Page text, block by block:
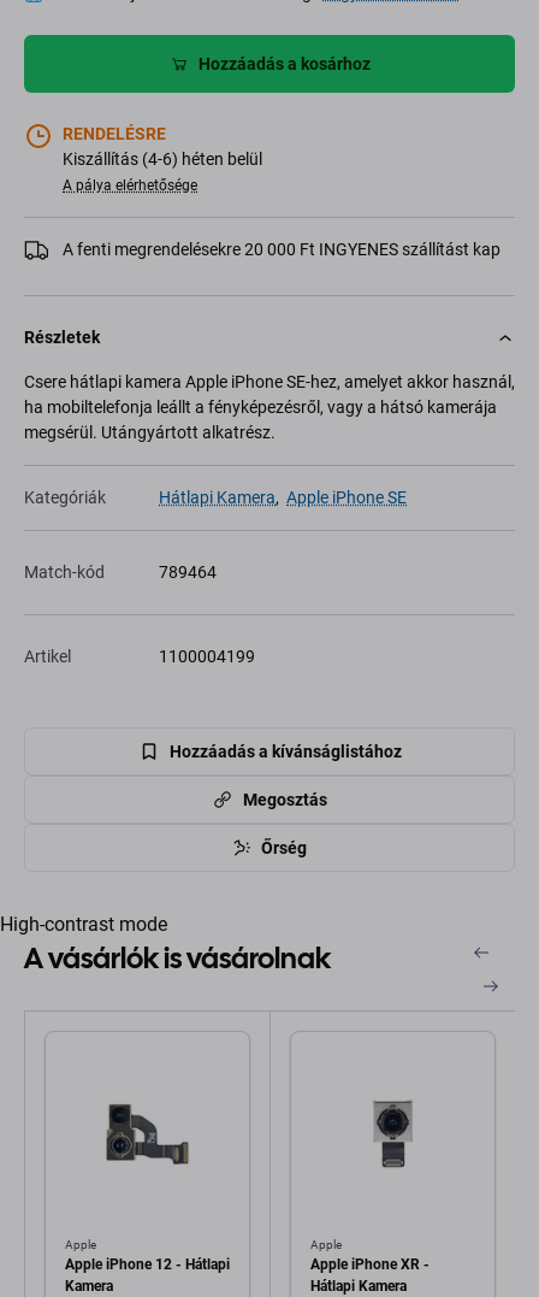
Hozzáadás a kosárhoz
RENDELÉSRE
Kiszállítás (4-6) héten belül
A pálya elérhetősége
A fenti megrendelésekre 20 000 Ft INGYENES szállítást kap
Részletek
Csere hátlapi kamera Apple iPhone SE-hez, amelyet akkor használ,
ha mobiltelefonja leállt a fényképezésről, vagy a hátsó kamerája
megsérül. Utángyártott alkatrész.
Kategóriák Hátlapi Kamera, Apple iPhone SE
Match-kód 789464
Artikel 1100004199
Hozzáadás a kívánságlistához
Megosztás
Őrség
High-contrast mode
A vásárlók is vásárolnak
Apple
Apple iPhone 12 - Hátlapi
Kamera
Apple
Apple iPhone XR -
Hátlapi Kamera